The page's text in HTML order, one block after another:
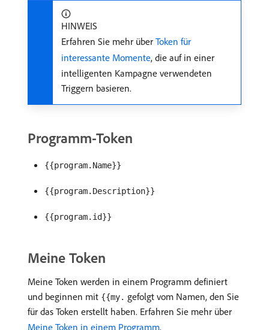
HINWEIS
Erfahren Sie mehr über Token für
interessante Momente, die auf in einer
intelligenten Kampagne verwendeten
Triggern basieren.
Programm-Token
{{program.Name}}
{{program.Description}}
{{program.id}}
Meine Token
Meine Token werden in einem Programm definiert
und beginnen mit {{my. gefolgt vom Namen, den Sie
für das Token erstellt haben. Erfahren Sie mehr über
Meine Token in einem Programm.